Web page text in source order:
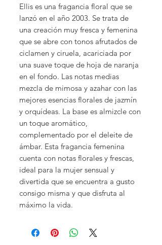
Ellis es una fragancia floral que se
lanzó en el año 2003. Se trata de
una creación muy fresca y femenina
que se abre con tonos afrutados de
ciclamen y ciruela, acariciada por
una suave toque de hoja de naranja
en el fondo. Las notas medias
mezcla de mimosa y azahar con las
mejores esencias florales de jazmín
y orquídeas. La base es almizcle con
un toque aromático,
complementado por el deleite de
ámbar. Esta fragancia femenina
cuenta con notas florales y frescas,
ideal para la mujer sensual y
divertida que se encuentra a gusto
consigo misma y que disfruta al
máximo la vida.